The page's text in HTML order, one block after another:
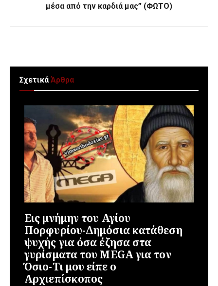
μέσα από την καρδιά μας” (ΦΩΤΟ)
ΣχετικάΆρθρα
Εις μνήμην του Αγίου
Πορφυρίου-Δημόσια κατάθεση
ψυχής για όσα έζησα στα
γυρίσματα του MEGA για τον
Όσιο-Τι μου είπε ο
Αρχιεπίσκοπος